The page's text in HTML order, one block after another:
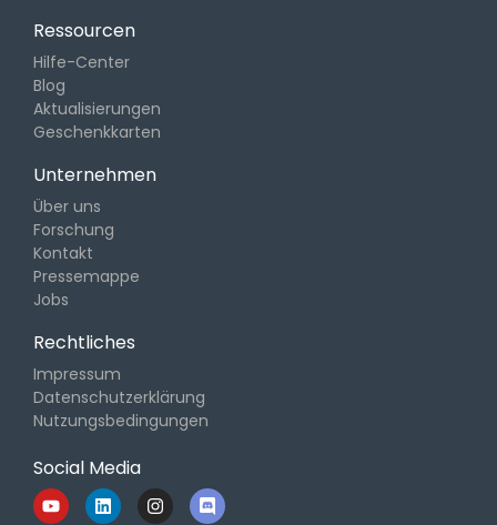
Ressourcen
Hilfe-Center
Blog
Aktualisierungen
Geschenkkarten
Unternehmen
Über uns
Forschung
Kontakt
Pressemappe
Jobs
Rechtliches
Impressum
Datenschutzerklärung
Nutzungsbedingungen
Social Media